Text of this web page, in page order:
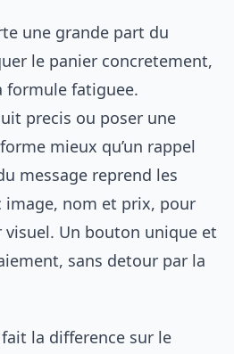
une grande part du
le panier concretement,
formule fatiguee.
precis ou poser une
mieux qu’un rappel
message reprend les
image, nom et prix, pour
visuel. Un bouton unique et
sans detour par la
la difference sur le